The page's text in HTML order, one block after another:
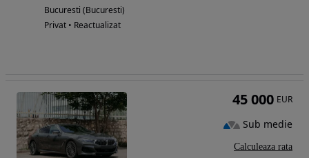
Bucuresti (Bucuresti)
Privat • Reactualizat
45 000 EUR
Sub medie
Calculeaza rata